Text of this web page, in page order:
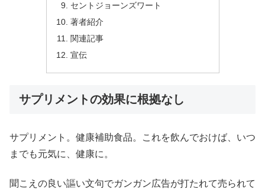
セントジョーンズワート
著者紹介
関連記事
宣伝
サプリメントの効果に根拠なし
サプリメント。健康補助食品。これを飲んでおけば、いつ
までも元気に、健康に。
聞こえの良い謳い文句でガンガン広告が打たれて売られて